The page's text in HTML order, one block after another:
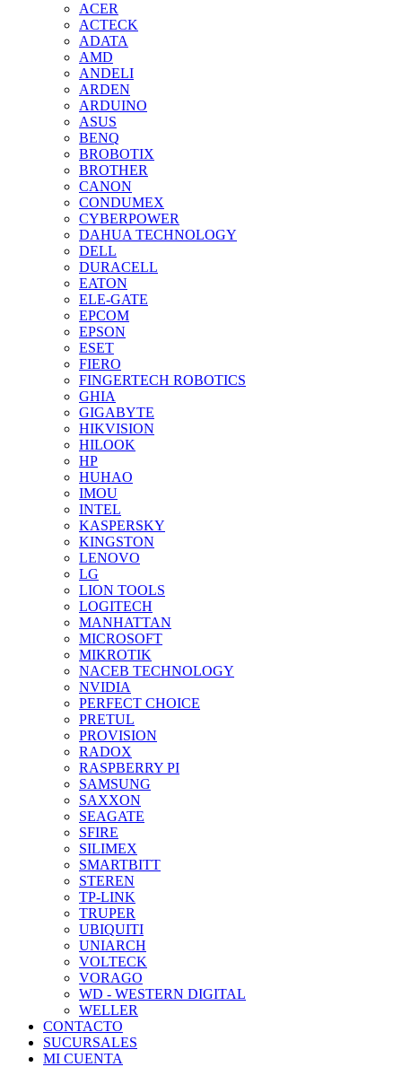
ACER
ACTECK
ADATA
AMD
ANDELI
ARDEN
ARDUINO
ASUS
BENQ
BROBOTIX
BROTHER
CANON
CONDUMEX
CYBERPOWER
DAHUA TECHNOLOGY
DELL
DURACELL
EATON
ELE-GATE
EPCOM
EPSON
ESET
FIERO
FINGERTECH ROBOTICS
GHIA
GIGABYTE
HIKVISION
HILOOK
HP
HUHAO
IMOU
INTEL
KASPERSKY
KINGSTON
LENOVO
LG
LION TOOLS
LOGITECH
MANHATTAN
MICROSOFT
MIKROTIK
NACEB TECHNOLOGY
NVIDIA
PERFECT CHOICE
PRETUL
PROVISION
RADOX
RASPBERRY PI
SAMSUNG
SAXXON
SEAGATE
SFIRE
SILIMEX
SMARTBITT
STEREN
TP-LINK
TRUPER
UBIQUITI
UNIARCH
VOLTECK
VORAGO
WD - WESTERN DIGITAL
WELLER
CONTACTO
SUCURSALES
MI CUENTA